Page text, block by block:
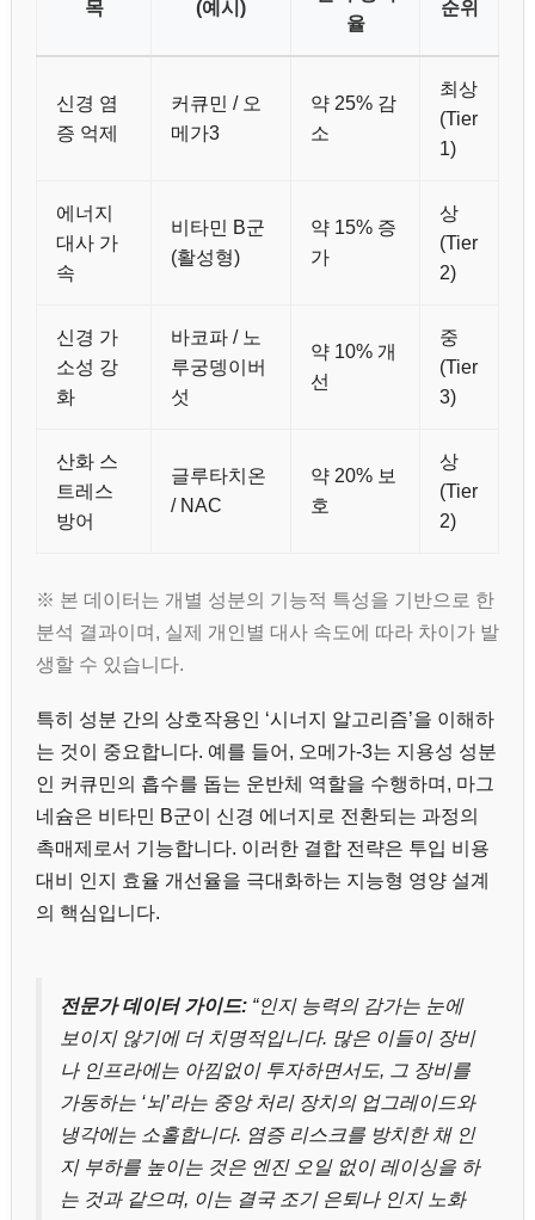
목 (예시)
율
순위
신경 염
증 억제
커큐민 / 오
메가3
약 25% 감
소
최상
(Tier
1)
에너지
대사 가
속
비타민 B군
(활성형)
약 15% 증
가
상
(Tier
2)
신경 가
소성 강
화
바코파 / 노
루궁뎅이버
섯
약 10% 개
선
중
(Tier
3)
산화 스
트레스
방어
글루타치온
/ NAC
약 20% 보
호
상
(Tier
2)
※ 본 데이터는 개별 성분의 기능적 특성을 기반으로 한
분석 결과이며, 실제 개인별 대사 속도에 따라 차이가 발
생할 수 있습니다.
특히 성분 간의 상호작용인 ‘시너지 알고리즘’을 이해하
는 것이 중요합니다. 예를 들어, 오메가-3는 지용성 성분
인 커큐민의 흡수를 돕는 운반체 역할을 수행하며, 마그
네슘은 비타민 B군이 신경 에너지로 전환되는 과정의
촉매제로서 기능합니다. 이러한 결합 전략은 투입 비용
대비 인지 효율 개선율을 극대화하는 지능형 영양 설계
의 핵심입니다.
전문가 데이터 가이드: “인지 능력의 감가는 눈에
보이지 않기에 더 치명적입니다. 많은 이들이 장비
나 인프라에는 아낌없이 투자하면서도, 그 장비를
가동하는 ‘뇌’라는 중앙 처리 장치의 업그레이드와
냉각에는 소홀합니다. 염증 리스크를 방치한 채 인
지 부하를 높이는 것은 엔진 오일 없이 레이싱을 하
는 것과 같으며, 이는 결국 조기 은퇴나 인지 노화